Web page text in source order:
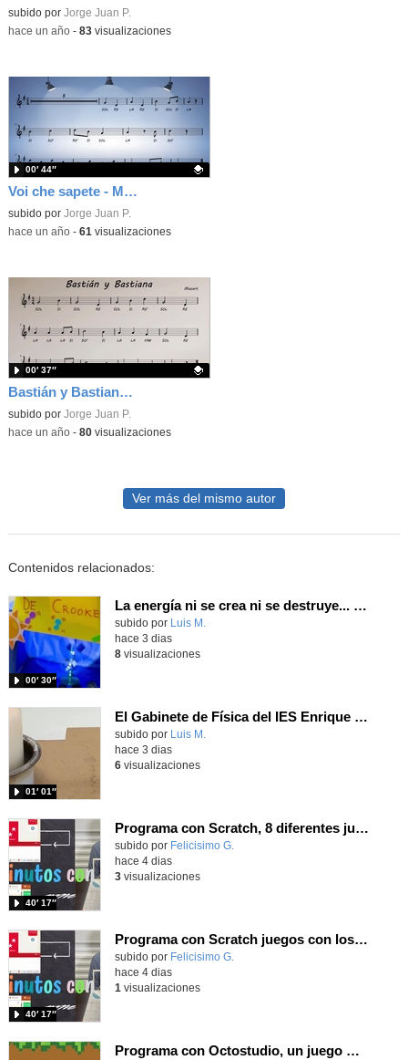
Contenido educativo.
subido por Jorge Juan P.
-hace un año- 83visualizaciones
Voi che sapete - Mozart
Contenido educativo.
subido por Jorge Juan P.
00′ 44″
-hace un año- 61 visualizaciones
Bastián y Bastiana -Mozart-
Contenido educativo.
subido por Jorge Juan P.
00′ 37″
-hace un año- 80visualizaciones
Ver más del mismo autor
Contenidos relacionados:
La energía ni se crea ni se destruye... ¡se experimenta! El Tierno en la Feria Madrid es Ciencia 2026
Contenido educativo.
subido por Luis M.
00′ 30″
hace 3 dias
8visualizaciones
El Gabinete de Física del IES Enrique Tierno Galván de Parla (Curso 25-26)
Contenido educativo.
subido por Luis M.
01′ 01″
hace 3 dias
6visualizaciones
Programa con Scratch, 8 diferentes juegos para vivir la emoción de los partidos de España en el mundial 2026
Contenido educativo.
subido por Felicisimo G.
40′ 17″
hace 4 dias
3visualizaciones
Programa con Scratch juegos con los partidos del mundial 2026 ganados por España
Contenido educativo.
subido por Felicisimo G.
40′ 17″
hace 4 dias
1 visualizaciones
Programa con Octostudio, un juego moviendo la tablet para ganar con España, el mundial 2026